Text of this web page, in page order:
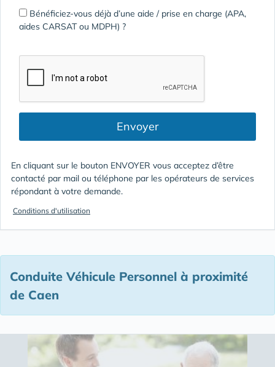
Bénéficiez-vous déjà d’une aide / prise en charge (APA,
aides CARSAT ou MDPH) ?
Envoyer
En cliquant sur le bouton ENVOYER vous acceptez d’être
contacté par mail ou téléphone par les opérateurs de services
répondant à votre demande.
Conditions d'utilisation
Conduite Véhicule Personnel à proximité
de Caen